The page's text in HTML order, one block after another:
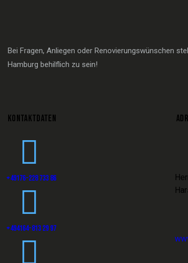
Bei Fragen, Anliegen oder Renovierungswünschen
Hamburg behilflich zu sein!
KONTAKTDATEN
+49176-228 733 86
+494164-813 29 97